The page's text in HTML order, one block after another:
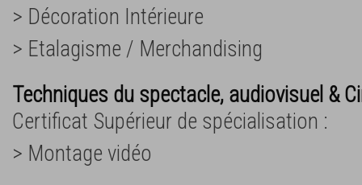
> Décoration Intérieure
> Etalagisme / Merchandising
Techniques du spectacle, audiovisuel &
Certificat Supérieur de spécialisation :
> Montage vidéo